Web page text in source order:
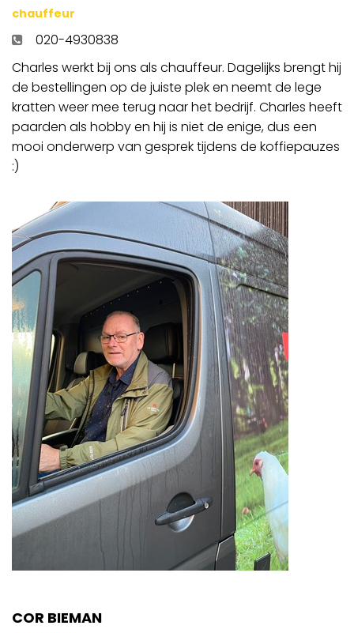
chauffeur
020-4930838
Charles werkt bij ons als chauffeur. Dagelijks brengt hij
de bestellingen op de juiste plek en neemt de lege
kratten weer mee terug naar het bedrijf. Charles heeft
paarden als hobby en hij is niet de enige, dus een
mooi onderwerp van gesprek tijdens de koffiepauzes
:)
COR BIEMAN